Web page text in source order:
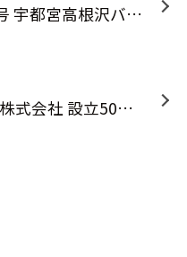
一般国道408号 宇都宮高根沢バイパス野高谷立体 供用開始
協和測量設計株式会社 設立50周年(創立65周年)記念式典・祝賀会